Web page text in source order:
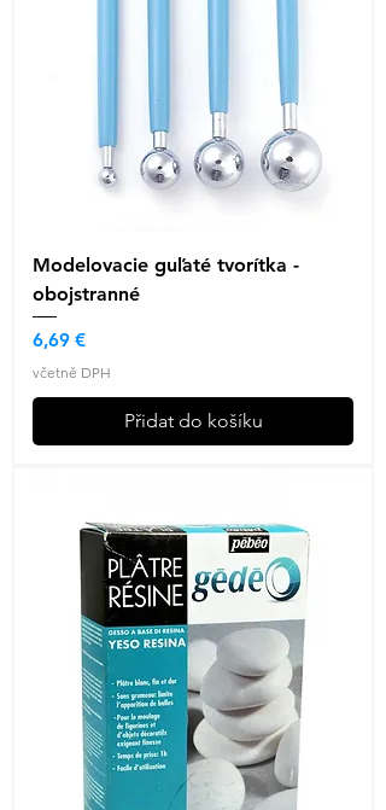
Modelovacie guľaté tvorítka -
obojstranné
Cena
6,69 €
včetně DPH
Přidat do košíku